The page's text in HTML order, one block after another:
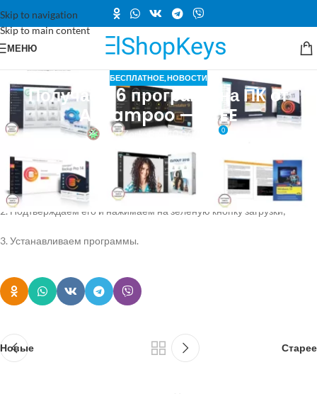
Skip to navigation
Skip to main content
МЕНЮ
БЕСПЛАТНОЕ,НОВОСТИ
Получаем 6 программ на ПК от
Ashampoo — FREE
Vlad ZorkyВкл 10.06.2021 0
https://www.snapfrog.de/systemtools/windows10-vorteilspaket-
gratis#dl) и указываем адрес электронной почты;
2. Подтверждаем его и нажимаем на зелёную кнопку загрузки;
3. Устанавливаем программы.
Новые Старее